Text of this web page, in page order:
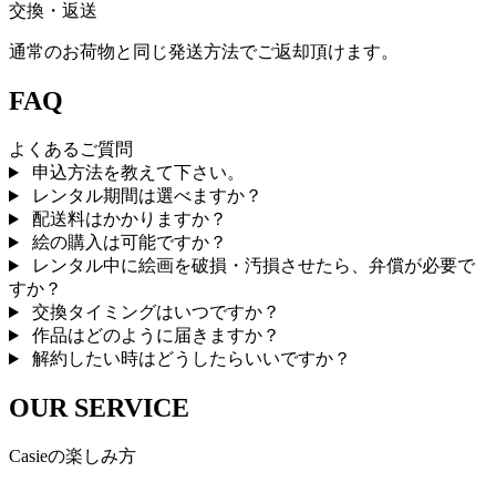
交換・返送
通常のお荷物と同じ発送方法でご返却頂けます。
FAQ
よくあるご質問
申込方法を教えて下さい。
レンタル期間は選べますか？
配送料はかかりますか？
絵の購入は可能ですか？
レンタル中に絵画を破損・汚損させたら、弁償が必要で
すか？
交換タイミングはいつですか？
作品はどのように届きますか？
解約したい時はどうしたらいいですか？
OUR SERVICE
Casieの楽しみ方